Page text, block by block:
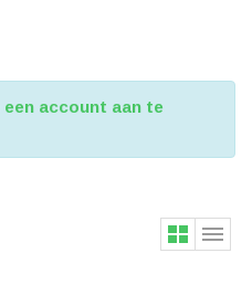
een account aan te